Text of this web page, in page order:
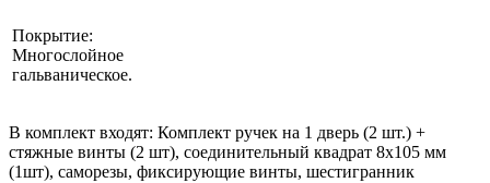
Покрытие:
Многослойное
гальваническое.
В комплект входят: Комплект ручек на 1 дверь (2 шт.) +
стяжные винты (2 шт), соединительный квадрат 8x105 мм
(1шт), саморезы, фиксирующие винты, шестигранник